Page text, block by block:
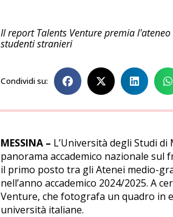
Il report Talents Venture premia
studenti stranieri
Condividi su:
MESSINA – L’Università degli Studi
panorama accademico nazionale sul
il primo posto tra gli Atenei medio-
nell’anno accademico 2024/2025. A
Venture, che fotografa un quadro in
università italiane.